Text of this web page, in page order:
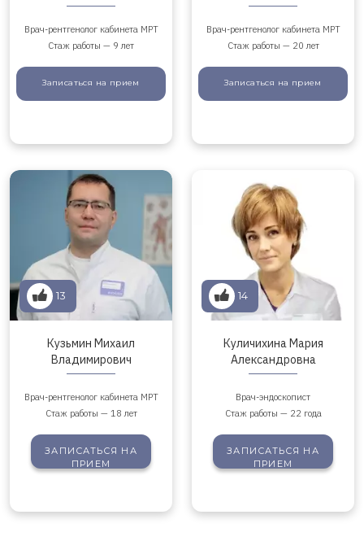
Врач-рентгенолог кабинета МРТ
Стаж работы — 9 лет
Записаться на прием
Врач-рентгенолог кабинета МРТ
Стаж работы — 20 лет
Записаться на прием
13
Кузьмин Михаил
Владимирович
Врач-рентгенолог кабинета МРТ
Стаж работы — 18 лет
ЗАПИСАТЬСЯ НА
ПРИЕМ
14
Куличихина Мария
Александровна
Врач-эндоскопист
Стаж работы — 22 года
ЗАПИСАТЬСЯ НА
ПРИЕМ